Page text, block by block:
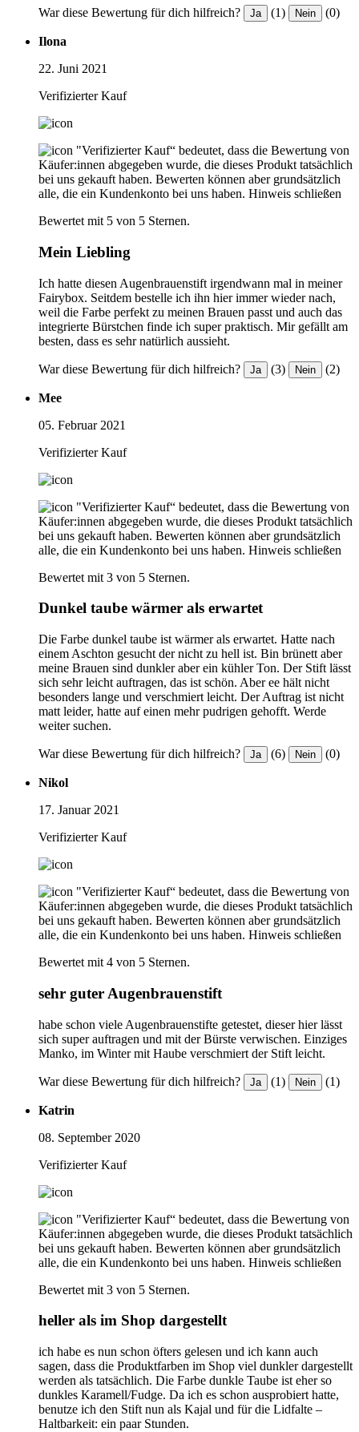
War diese Bewertung für dich hilfreich? Ja (1) Nein (0)
Ilona
22. Juni 2021
Verifizierter Kauf
"Verifizierter Kauf“ bedeutet, dass die Bewertung von
Käufer:innen abgegeben wurde, die dieses Produkt tatsächlich
bei uns gekauft haben. Bewerten können aber grundsätzlich
alle, die ein Kundenkonto bei uns haben. Hinweis schließen
Bewertet mit 5 von 5 Sternen.
Mein Liebling
Ich hatte diesen Augenbrauenstift irgendwann mal in meiner
Fairybox. Seitdem bestelle ich ihn hier immer wieder nach,
weil die Farbe perfekt zu meinen Brauen passt und auch das
integrierte Bürstchen finde ich super praktisch. Mir gefällt am
besten, dass es sehr natürlich aussieht.
War diese Bewertung für dich hilfreich? Ja (3) Nein (2)
Mee
05. Februar 2021
Verifizierter Kauf
"Verifizierter Kauf“ bedeutet, dass die Bewertung von
Käufer:innen abgegeben wurde, die dieses Produkt tatsächlich
bei uns gekauft haben. Bewerten können aber grundsätzlich
alle, die ein Kundenkonto bei uns haben. Hinweis schließen
Bewertet mit 3 von 5 Sternen.
Dunkel taube wärmer als erwartet
Die Farbe dunkel taube ist wärmer als erwartet. Hatte nach
einem Aschton gesucht der nicht zu hell ist. Bin brünett aber
meine Brauen sind dunkler aber ein kühler Ton. Der Stift lässt
sich sehr leicht auftragen, das ist schön. Aber ee hält nicht
besonders lange und verschmiert leicht. Der Auftrag ist nicht
matt leider, hatte auf einen mehr pudrigen gehofft. Werde
weiter suchen.
War diese Bewertung für dich hilfreich? Ja (6) Nein (0)
Nikol
17. Januar 2021
Verifizierter Kauf
"Verifizierter Kauf“ bedeutet, dass die Bewertung von
Käufer:innen abgegeben wurde, die dieses Produkt tatsächlich
bei uns gekauft haben. Bewerten können aber grundsätzlich
alle, die ein Kundenkonto bei uns haben. Hinweis schließen
Bewertet mit 4 von 5 Sternen.
sehr guter Augenbrauenstift
habe schon viele Augenbrauenstifte getestet, dieser hier lässt
sich super auftragen und mit der Bürste verwischen. Einziges
Manko, im Winter mit Haube verschmiert der Stift leicht.
War diese Bewertung für dich hilfreich? Ja (1) Nein (1)
Katrin
08. September 2020
Verifizierter Kauf
"Verifizierter Kauf“ bedeutet, dass die Bewertung von
Käufer:innen abgegeben wurde, die dieses Produkt tatsächlich
bei uns gekauft haben. Bewerten können aber grundsätzlich
alle, die ein Kundenkonto bei uns haben. Hinweis schließen
Bewertet mit 3 von 5 Sternen.
heller als im Shop dargestellt
ich habe es nun schon öfters gelesen und ich kann auch
sagen, dass die Produktfarben im Shop viel dunkler dargestellt
werden als tatsächlich. Die Farbe dunkle Taube ist eher so
dunkles Karamell/Fudge. Da ich es schon ausprobiert hatte,
benutze ich den Stift nun als Kajal und für die Lidfalte –
Haltbarkeit: ein paar Stunden.